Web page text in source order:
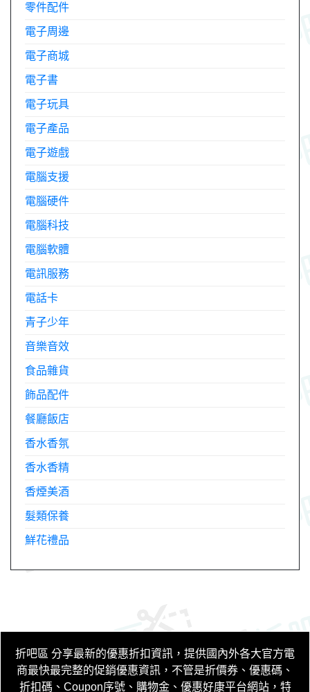
零件配件
電子周邊
電子商城
電子書
電子玩具
電子產品
電子遊戲
電腦支援
電腦硬件
電腦科技
電腦軟體
電訊服務
電話卡
青子少年
音樂音效
食品雜貨
飾品配件
餐廳飯店
香水香氛
香水香精
香煙美酒
髮類保養
鮮花禮品
折吧區 分享最新的優惠折扣資訊，提供國內外各大官方電
商最快最完整的促銷優惠資訊，不管是折價券、優惠碼、
折扣碼、Coupon序號、購物金、優惠好康平台網站，特